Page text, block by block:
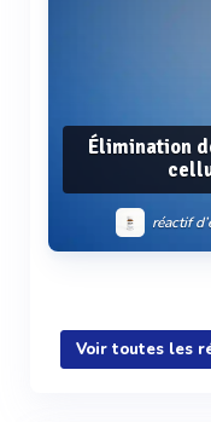
Élimination
réactif
Voir toutes les